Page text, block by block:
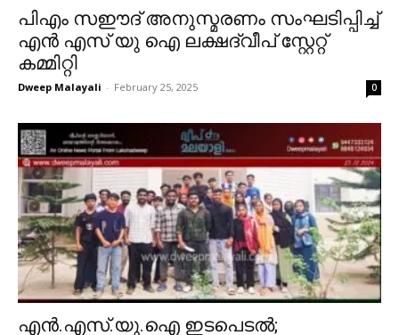
പിഎം സഈദ് അനുസ്മരണം സംഘടിപ്പിച്ച്
എൻ എസ് യു ഐ ലക്ഷദ്വീപ് സ്റ്റേറ്റ്
കമ്മിറ്റി
Dweep Malayali - February 25, 2025 0
എൻ.എസ്.യു.ഐ ഇടപെടൽ;